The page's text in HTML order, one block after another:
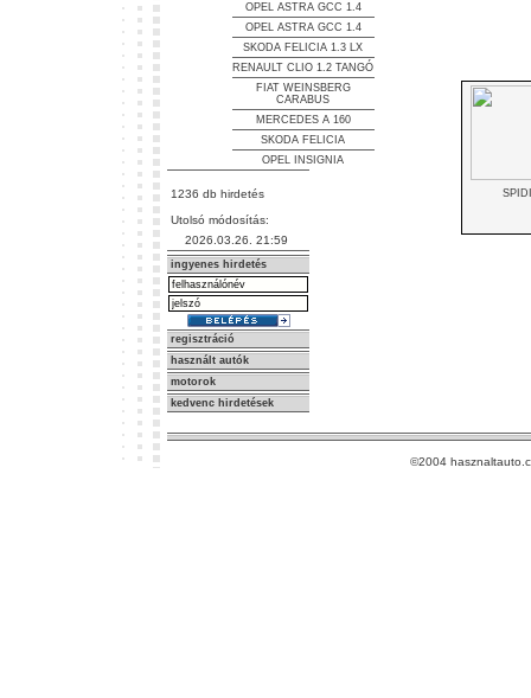
OPEL ASTRA GCC 1.4
OPEL ASTRA GCC 1.4
SKODA FELICIA 1.3 LX
RENAULT CLIO 1.2 TANGÓ
FIAT WEINSBERG
CARABUS
MERCEDES A 160
SKODA FELICIA
OPEL INSIGNIA
1236 db hirdetés
Utolsó módosítás:
2026.03.26. 21:59
ingyenes hirdetés
regisztráció
használt autók
motorok
kedvenc hirdetések
SPIDI
©2004